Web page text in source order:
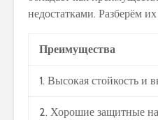
недостатками. Разберём
Преимущества
1. Высокая стойкость и
2. Хорошие защитные